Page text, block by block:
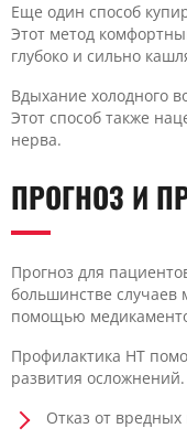
Еще один способ
Этот метод
глубоко и сильно
Вдыхание холодного
Этот способ также
нерва.
ПРОГНОЗ И
Прогноз для
большинстве случаев
помощью
Профилактика НТ
развития
Отказ от